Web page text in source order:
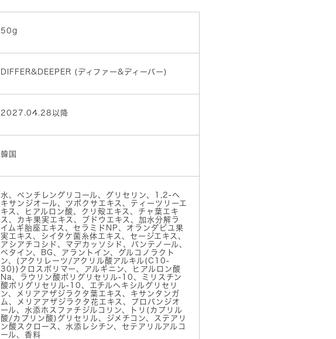
50g
DIFFER&DEEPER (ディファー&ディーパー)
2027.04.28以降
韓国
水、ペンチレングリコール、グリセリン、1,2-ヘ
キサンジオール、ツボクサエキス、ティーツリーエ
キス、ヒアルロン酸、クリ殻エキス、チャ葉エキ
ス、カキ果実エキス、ブドウエキス、加水分解ラ
イムギ胎座エキス、セラミドNP、オランダビユ果
実エキス、シイタケ菌糸体エキス、セージエキス、
アシアチコシド、マデカッソシド、パンテノール、
ベタイン、BG、アラントイン、グルコノラクト
ン、(アクリレーツ/アクリル酸アルキル(C10-
30))クロスポリマー、アルギニン、ヒアルロン酸
Na、ラウリン酸ポリグリセリル-10、ミリスチン
酸ポリグリセリル-10、エチルヘキシルグリセリ
ン、メリアアザジラクタ葉エキス、キサンタンガ
ム、メリアアザジラクタ花エキス、プロパンジオ
ール、水添ホスファチジルコリン、トリ(カプリル
酸/カプリン酸)グリセリル、ジメチコン、ステアリ
ン酸スクロース、水添レシチン、セテアリルアルコ
ール、香料